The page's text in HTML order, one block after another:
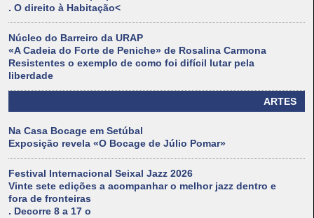
. O direito à Habitação<
Núcleo do Barreiro da URAP
«A Cadeia do Forte de Peniche» de Rosalina Carmona
Resistentes o exemplo de como foi difícil lutar pela
liberdade
ARTES
Na Casa Bocage em Setúbal
Exposição revela «O Bocage de Júlio Pomar»
Festival Internacional Seixal Jazz 2026
Vinte sete edições a acompanhar o melhor jazz dentro e
fora de fronteiras
. Decorre 8 a 17 o